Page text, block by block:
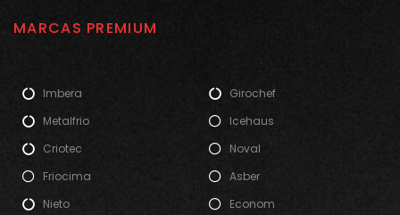
MARCAS PREMIUM
Imbera
Metalfrio
Criotec
Friocima
Nieto
Girochef
Icehaus
Noval
Asber
Econom